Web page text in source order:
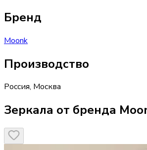
Бренд
Moonk
Производство
Россия, Москва
Зеркала от бренда